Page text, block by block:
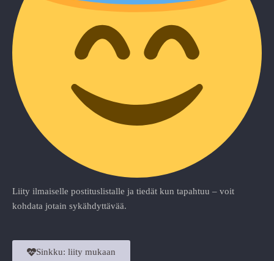
Liity ilmaiselle postituslistalle ja tiedät kun tapahtuu – voit
kohdata jotain sykähdyttävää.
Sinkku: liity mukaan